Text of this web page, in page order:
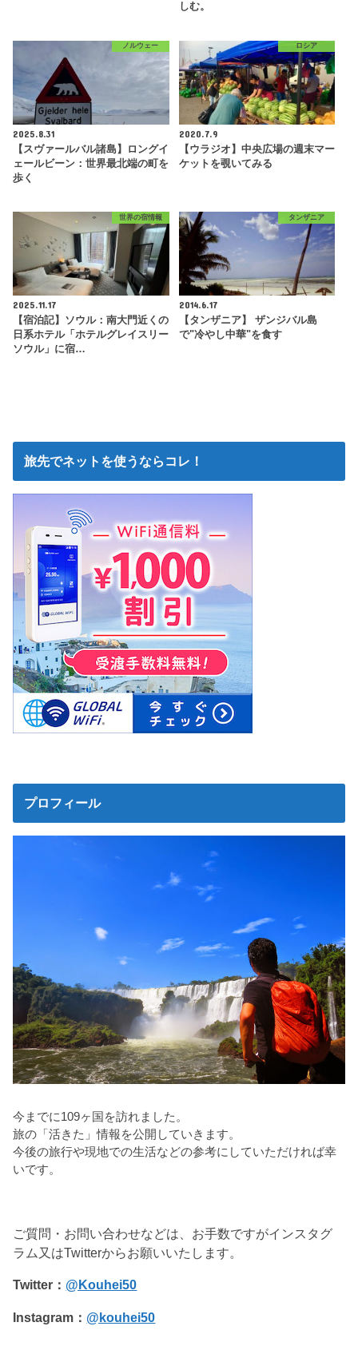
しむ。
ノルウェー
2025.8.31
【スヴァールバル諸島】ロングイ
ェールビーン：世界最北端の町を
歩く
ロシア
2020.7.9
【ウラジオ】中央広場の週末マー
ケットを覗いてみる
世界の宿情報
2025.11.17
【宿泊記】ソウル：南大門近くの
日系ホテル「ホテルグレイスリー
ソウル」に宿…
タンザニア
2014.6.17
【タンザニア】 ザンジバル島
で"冷やし中華"を食す
旅先でネットを使うならコレ！
プロフィール
今までに109ヶ国を訪れました。
旅の「活きた」情報を公開していきます。
今後の旅行や現地での生活などの参考にしていただければ幸
いです。
ご質問・お問い合わせなどは、お手数ですがインスタグ
ラム又はTwitterからお願いいたします。
Twitter： @Kouhei50
Instagram： @kouhei50